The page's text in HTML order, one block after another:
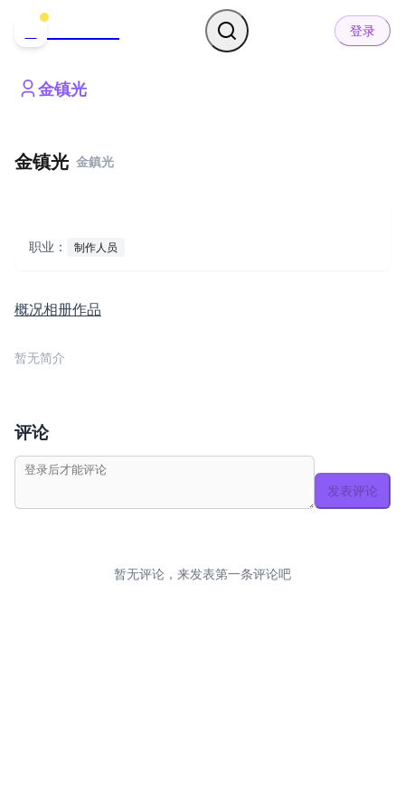
登录
金镇光
金镇光 金鎮光
职业： 制作人员
概况相册作品
暂无简介
评论
发表评论
暂无评论，来发表第一条评论吧